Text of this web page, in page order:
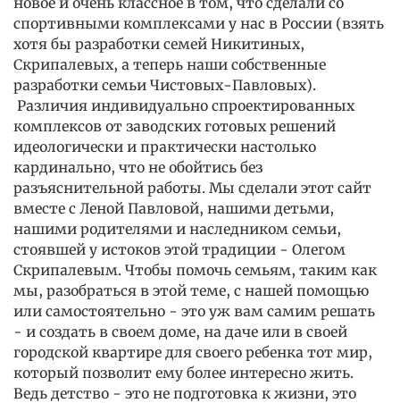
спортивными комплексами у нас в России (взять
хотя бы разработки семей Никитиных,
Скрипалевых, а теперь наши собственные
разработки семьи Чистовых-Павловых).
Различия индивидуально спроектированных
комплексов от заводских готовых решений
идеологически и практически настолько
кардинально, что не обойтись без
разъяснительной работы. Мы сделали этот сайт
вместе с Леной Павловой, нашими детьми,
нашими родителями и наследником семьи,
стоявшей у истоков этой традиции - Олегом
Скрипалевым. Чтобы помочь семьям, таким как
мы, разобраться в этой теме, с нашей помощью
или самостоятельно - это уж вам самим решать
- и создать в своем доме, на даче или в своей
городской квартире для своего ребенка тот мир,
который позволит ему более интересно жить.
Ведь детство - это не подготовка к жизни, это